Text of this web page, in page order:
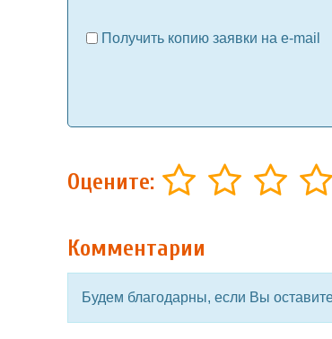
Получить копию заявки на e-mail
Оцените:
Комментарии
Будем благодарны, если Вы